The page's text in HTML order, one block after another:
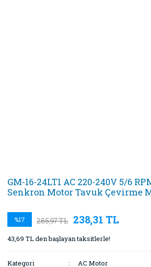
GM-16-24LT1 AC 220-240V 5/6
Senkron Motor Tavuk Çevirme
%17 285,97 TL 238,31 TL
43,69 TL den başlayan taksitlerle!
Kategori
AC Motor